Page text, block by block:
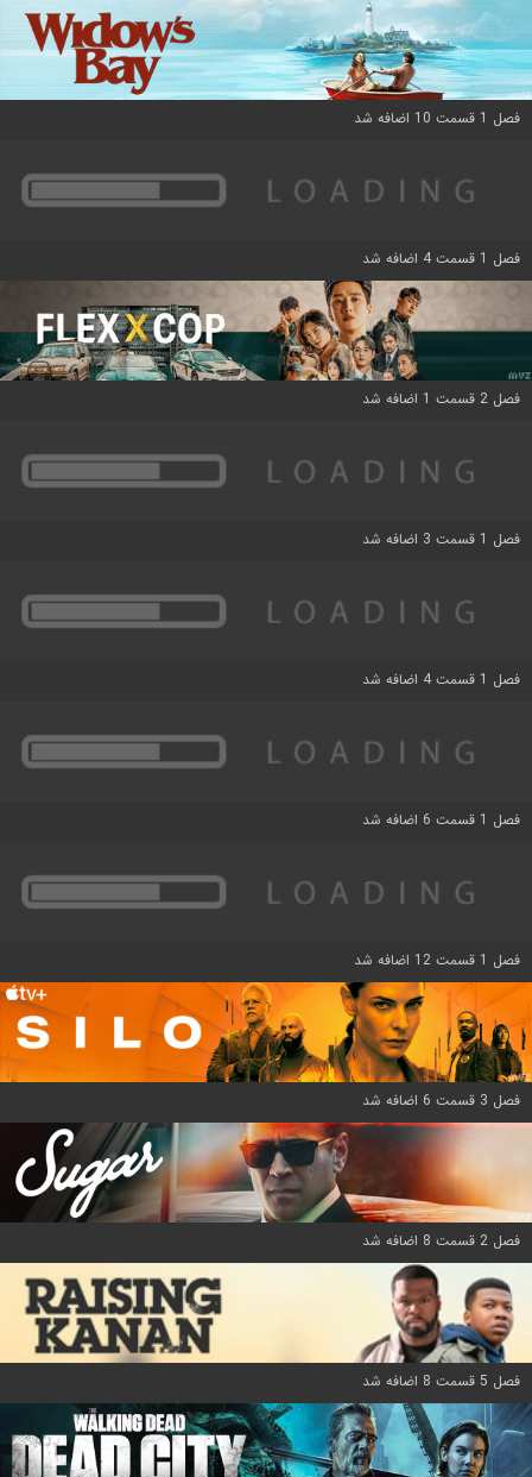
فصل 1 قسمت 10 اضافه شد
فصل 1 قسمت 4 اضافه شد
فصل 2 قسمت 1 اضافه شد
فصل 1 قسمت 3 اضافه شد
فصل 1 قسمت 4 اضافه شد
فصل 1 قسمت 6 اضافه شد
فصل 1 قسمت 12 اضافه شد
فصل 3 قسمت 6 اضافه شد
فصل 2 قسمت 8 اضافه شد
فصل 5 قسمت 8 اضافه شد